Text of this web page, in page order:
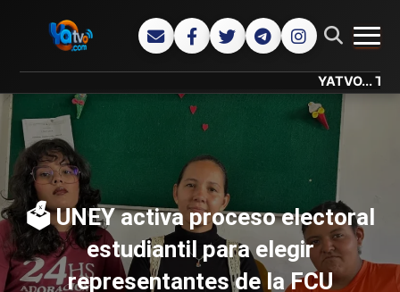
YATVO... Tu Canal
🗳️ UNEY activa proceso electoral
estudiantil para elegir
representantes de la FCU